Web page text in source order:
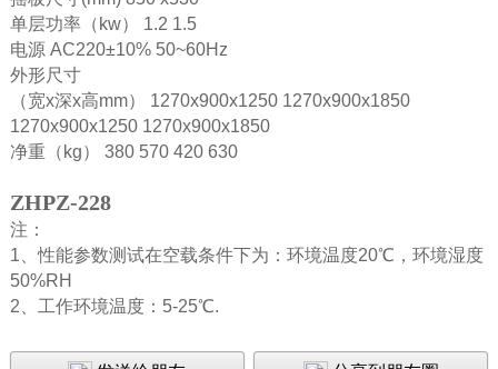
单层功率（kw） 1.2 1.5
电源 AC220±10% 50~60Hz
外形尺寸
（宽x深x高mm） 1270x900x1250 1270x900x1850
1270x900x1250 1270x900x1850
净重（kg） 380 570 420 630
ZHPZ-228
注：
1、性能参数测试在空载条件下为：环境温度20℃，环境湿度
50%RH
2、工作环境温度：5-25℃.